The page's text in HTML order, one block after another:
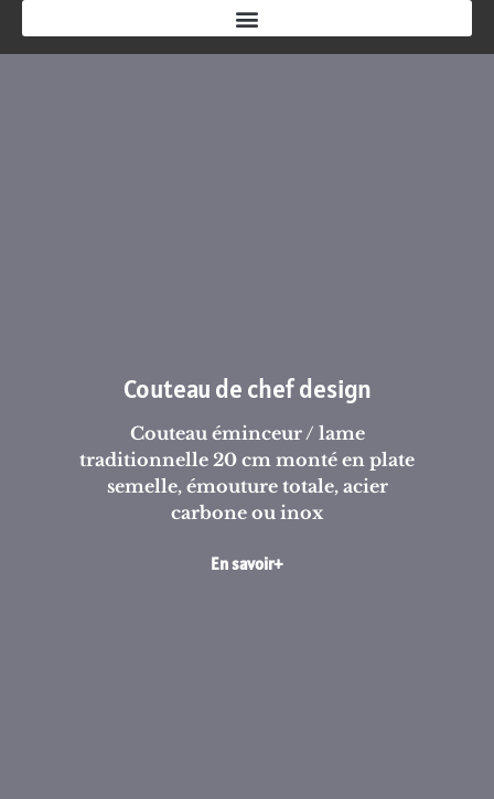
Couteau de chef design
Couteau éminceur / lame
traditionnelle 20 cm monté en plate
semelle, émouture totale, acier
carbone ou inox
En savoir+